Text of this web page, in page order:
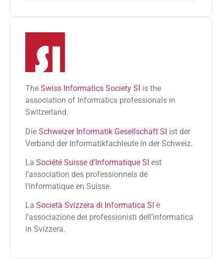
The Swiss Informatics Society SI is the
association of Informatics professionals in
Switzerland.
Die Schweizer Informatik Gesellschaft SI ist der
Verband der Informatikfachleute in der Schweiz.
La Société Suisse d’Informatique SI est
l’association des professionnels de
l’informatique en Suisse.
La Società Svizzera di Informatica SI è
l’associazione dei professionisti dell’informatica
in Svizzera.